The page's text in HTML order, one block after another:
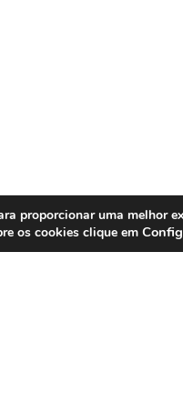
proporcionar uma melhor
os cookies clique em